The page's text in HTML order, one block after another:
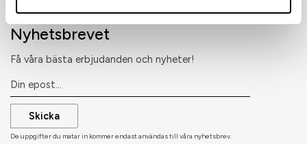
Nyhetsbrevet
Få våra bästa erbjudanden och nyheter!
Skicka
De uppgifter du matar in kommer endast användas till våra nyhetsbrev.